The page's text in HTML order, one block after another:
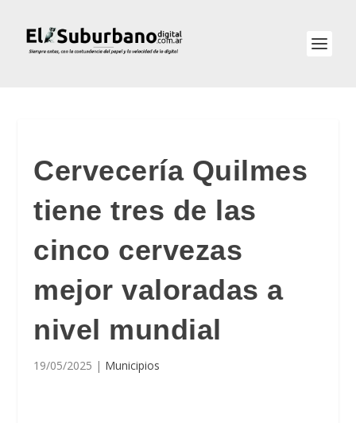
Cervecería Quilmes
tiene tres de las
cinco cervezas
mejor valoradas a
nivel mundial
19/05/2025 | Municipios